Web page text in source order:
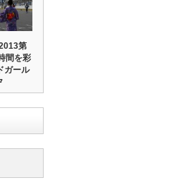
第
間を彩
ガール
…